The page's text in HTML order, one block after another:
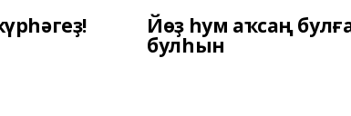
Йөҙ һум аҡсаң
булһын